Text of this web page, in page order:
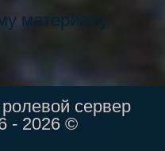
материалу
сервер
- 2026 ©